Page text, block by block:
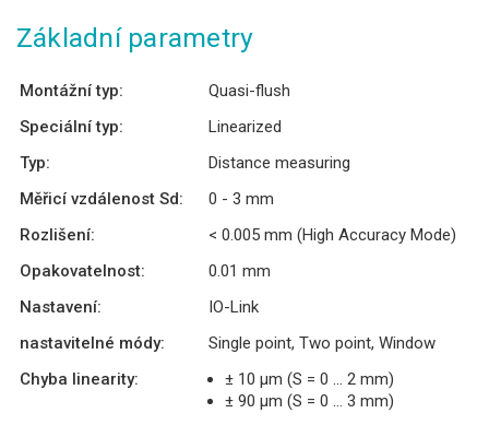
Základní parametry
Montážní typ:
Quasi-flush
Speciální typ:
Linearized
Typ:
Distance measuring
Měřicí vzdálenost Sd:
0 - 3 mm
Rozlišení:
< 0.005 mm (High Accuracy Mode)
Opakovatelnost:
0.01 mm
Nastavení:
IO-Link
nastavitelné módy:
Single point, Two point, Window
Chyba linearity:
± 10 µm (S = 0 ... 2 mm)
± 90 µm (S = 0 ... 3 mm)